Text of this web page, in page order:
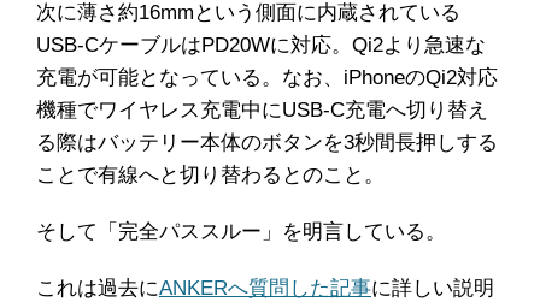
次に薄さ約16mmという側面に内蔵されている
USB-CケーブルはPD20Wに対応。Qi2より急速な
充電が可能となっている。なお、iPhoneのQi2対応
機種でワイヤレス充電中にUSB-C充電へ切り替え
る際はバッテリー本体のボタンを3秒間長押しする
ことで有線へと切り替わるとのこと。
そして「完全パススルー」を明言している。
これは過去にANKERへ質問した記事に詳しい説明